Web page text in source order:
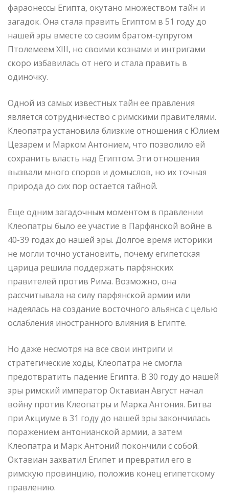
фараонессы Египта, окутано множеством тайн и
загадок. Она стала править Египтом в 51 году до
нашей эры вместе со своим братом-супругом
Птолемеем XIII, но своими кознами и интригами
скоро избавилась от него и стала править в
одиночку.
Одной из самых известных тайн ее правления
является сотрудничество с римскими правителями.
Клеопатра установила близкие отношения с Юлием
Цезарем и Марком Антонием, что позволило ей
сохранить власть над Египтом. Эти отношения
вызвали много споров и домыслов, но их точная
природа до сих пор остается тайной.
Еще одним загадочным моментом в правлении
Клеопатры было ее участие в Парфянской войне в
40-39 годах до нашей эры. Долгое время историки
не могли точно установить, почему египетская
царица решила поддержать парфянских
правителей против Рима. Возможно, она
рассчитывала на силу парфянской армии или
надеялась на создание восточного альянса с целью
ослабления иностранного влияния в Египте.
Но даже несмотря на все свои интриги и
стратегические ходы, Клеопатра не смогла
предотвратить падение Египта. В 30 году до нашей
эры римский император Октавиан Август начал
войну против Клеопатры и Марка Антония. Битва
при Акциуме в 31 году до нашей эры закончилась
поражением антонианской армии, а затем
Клеопатра и Марк Антоний покончили с собой.
Октавиан захватил Египет и превратил его в
римскую провинцию, положив конец египетскому
правлению.